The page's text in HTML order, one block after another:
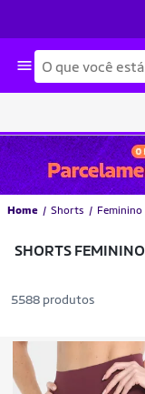
Busca
Home Shorts Feminino
SHORTS FEMININO
5588 produtos